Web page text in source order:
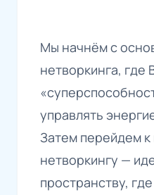
Мы начнём с
нетворкинга, где
управлять
Затем перейдем
нетворкингу —
пространству,